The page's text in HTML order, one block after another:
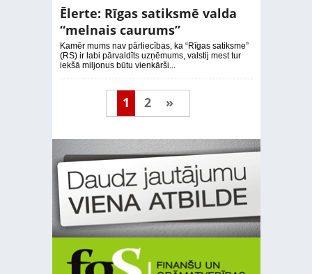
Ēlerte: Rīgas satiksmē valda
“melnais caurums”
Kamēr mums nav pārliecības, ka “Rīgas satiksme”
(RS) ir labi pārvaldīts uzņēmums, valstij mest tur
iekšā miljonus būtu vienkārši...
1 2 »